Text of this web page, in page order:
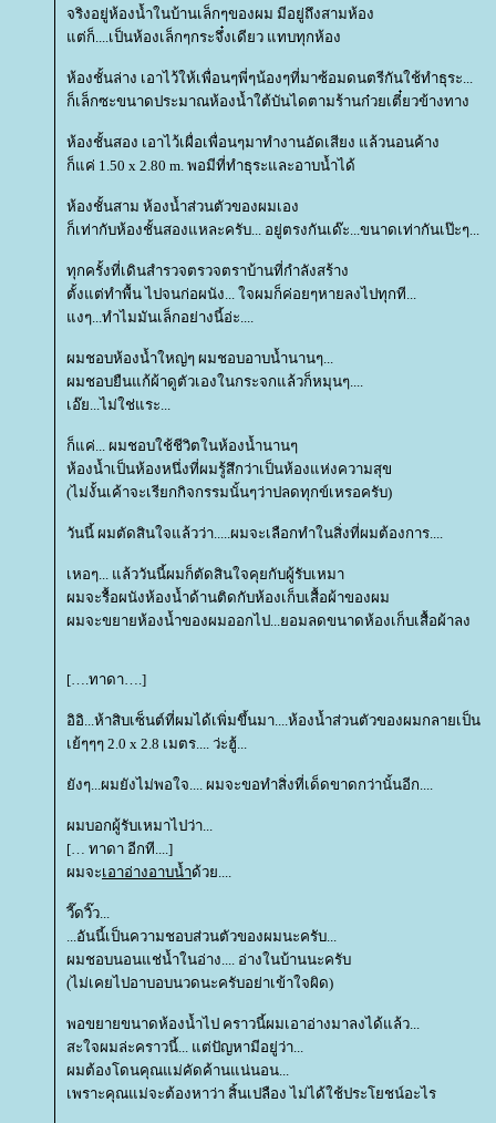
จริงอยู่ห้องน้ำในบ้านเล็กๆของผม มีอยู่ถึงสามห้อง
ต่ก็....เป็นห้องเล็กๆกระจึ๋งเดียว แทบทุกห้อง
ห้องชั้นล่าง เอาไว้ให้เพื่อนๆพี่ๆน้องๆที่มาซ้อมดนตรีกันใช้ทำธุระ...
ก็เล็กซะขนาดประมาณห้องน้ำใต้บันไดตามร้านก๋วยเตี๋ยวข้างทาง
ห้องชั้นสอง เอาไว้เผื่อเพื่อนๆมาทำงานอัดเสียง แล้วนอนค้าง
ก็แค่ 1.50 x 2.80 m. พอมีที่ทำธุระและอาบน้ำได้
ห้องชั้นสาม ห้องน้ำส่วนตัวของผมเอง
ก็เท่ากับห้องชั้นสองแหละครับ... อยู่ตรงกันเด๊ะ...ขนาดเท่ากันเป๊ะๆ...
ทุกครั้งที่เดินสำรวจตรวจตราบ้านที่กำลังสร้าง
ตั้งแต่ทำพื้น ไปจนก่อผนัง... ใจผมก็ค่อยๆหายลงไปทุกที...
งๆ...ทำไมมันเล็กอย่างนี้อ่ะ....
ผมชอบห้องน้ำใหญ่ๆ ผมชอบอาบน้ำนานๆ...
ผมชอบยืนแก้ผ้าดูตัวเองในกระจกแล้วก็หมุนๆ....
เอ๊ย...ไม่ใช่แระ...
ก็แค่... ผมชอบใช้ชีวิตในห้องน้ำนานๆ
ห้องน้ำเป็นห้องหนึ่งที่ผมรู้สึกว่าเป็นห้องแห่งความสุข
(ไม่งั้นเค้าจะเรียกกิจกรรมนั้นๆว่าปลดทุกข์เหรอครับ)
วันนี้ ผมตัดสินใจแล้วว่า.....ผมจะเลือกทำในสิ่งที่ผมต้องการ....
เหอๆ... แล้ววันนี้ผมก็ตัดสินใจคุยกับผู้รับเหมา
ผมจะรื้อผนังห้องน้ำด้านติดกับห้องเก็บเสื้อผ้าของผม
ผมจะขยายห้องน้ำของผมออกไป...ยอมลดขนาดห้องเก็บเสื้อผ้าลง
[….ทาดา….]
อิอิ...ห้าสิบเซ็นต์ที่ผมได้เพิ่มขึ้นมา....ห้องน้ำส่วนตัวของผมกลายเป็น
เย้ๆๆๆ 2.0 x 2.8 เมตร.... ว่ะฮู้...
ังๆ...ผมยังไม่พอใจ.... ผมจะขอทำสิ่งที่เด็ดขาดกว่านั้นอีก....
ผมบอกผู้รับเหมาไปว่า...
[… ทาดา อีกที....]
ผมจะเอาอ่างอาบน้ำด้วย....
วี๊ดวิ๊ว...
...อันนี้เป็นความชอบส่วนตัวของผมนะครับ...
ผมชอบนอนแช่น้ำในอ่าง.... อ่างในบ้านนะครับ
(ไม่เคยไปอาบอบนวดนะครับอย่าเข้าใจผิด)
พอขยายขนาดห้องน้ำไป คราวนี้ผมเอาอ่างมาลงได้แล้ว...
สะใจผมล่ะคราวนี้... แต่ปัญหามีอยู่ว่า...
ผมต้องโดนคุณแม่คัดค้านแน่นอน...
เพราะคุณแม่จะต้องหาว่า สิ้นเปลือง ไม่ได้ใช้ประโยชน์อะไร